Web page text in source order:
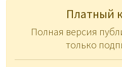
Платный
Полная версия
только